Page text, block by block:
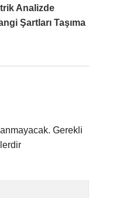
Analizde
Şartları Taşıma
Gerekli